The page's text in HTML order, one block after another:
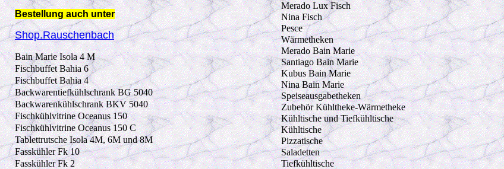
Bestellung auch unter
Shop.Rauschenbach
Bain Marie Isola 4 M
Fischbuffet Bahia 6
Fischbuffet Bahia 4
Backwarentiefkühlschrank BG 5040
Backwarenkühlschrank BKV 5040
Fischkühlvitrine Oceanus 150
Fischkühlvitrine Oceanus 150 C
Tablettrutsche Isola 4M, 6M und 8M
Fasskühler Fk 10
Fasskühler Fk 2
Merado Lux Fisch
Nina Fisch
Pesce
Wärmetheken
Merado Bain Marie
Santiago Bain Marie
Kubus Bain Marie
Nina Bain Marie
Speiseausgabetheken
Zubehör Kühltheke-Wärmetheke
Kühltische und Tiefkühltische
Kühltische
Pizzatische
Saladetten
Tiefkühltische